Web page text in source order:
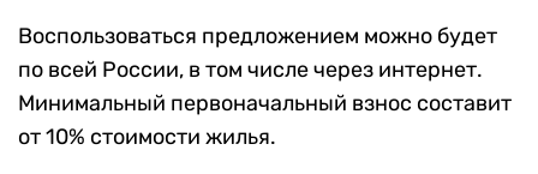
Воспользоваться предложением можно будет
по всей России, в том числе через интернет.
Минимальный первоначальный взнос составит
от 10% стоимости жилья.